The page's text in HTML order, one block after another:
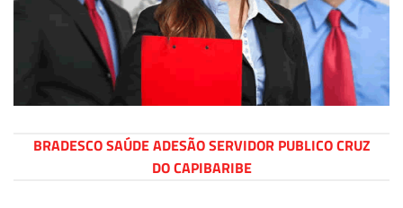
BRADESCO SAÚDE ADESÃO SERVIDOR PUBLICO CRUZ
DO CAPIBARIBE